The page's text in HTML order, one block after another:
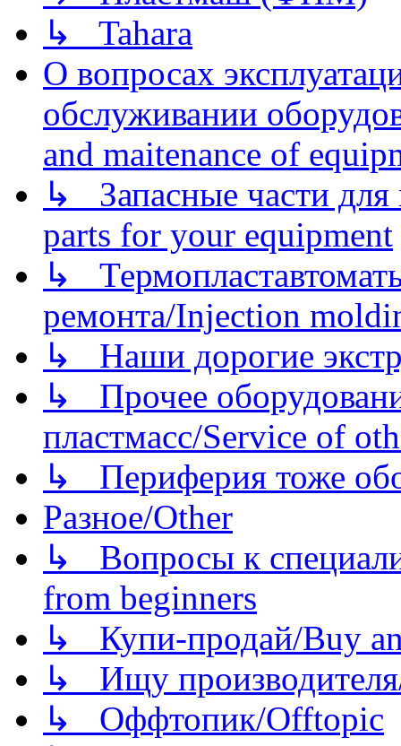
↳ Tahara
О вопросах
обслуживании
and maitenance of
↳ Запасные части для
parts for your equipment
↳
ремонта/Injection
↳ Наши дорогие
↳ Прочее
пластмасс/Service of
↳ Периферия тоже
Разное/Other
↳ Вопросы к
from beginners
↳ Купи-продай/Buy
↳ Ищу
↳ Оффтопик/Offtopic